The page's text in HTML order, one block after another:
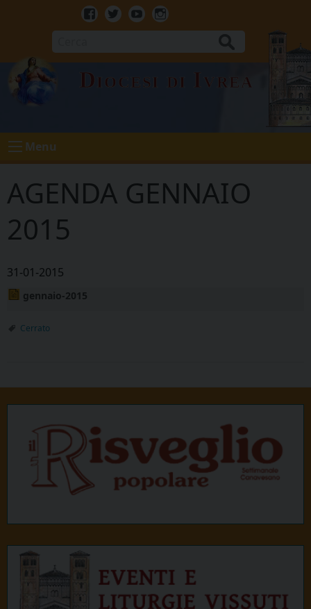
Facebook
TwitterYoutubeInstagram
Diocesi di Ivrea
Menu
AGENDA GENNAIO
2015
31-01-2015
gennaio-2015
Cerrato